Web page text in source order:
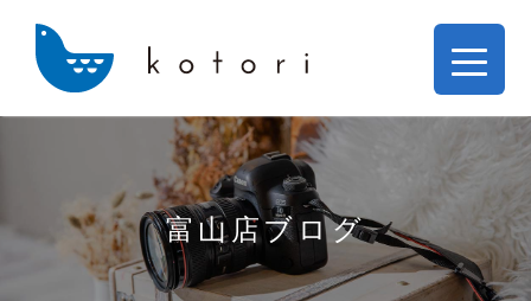
富山店ブログ